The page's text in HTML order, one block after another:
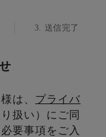
送信完了
は、 プライバ
扱い）にご同
要事項をご入